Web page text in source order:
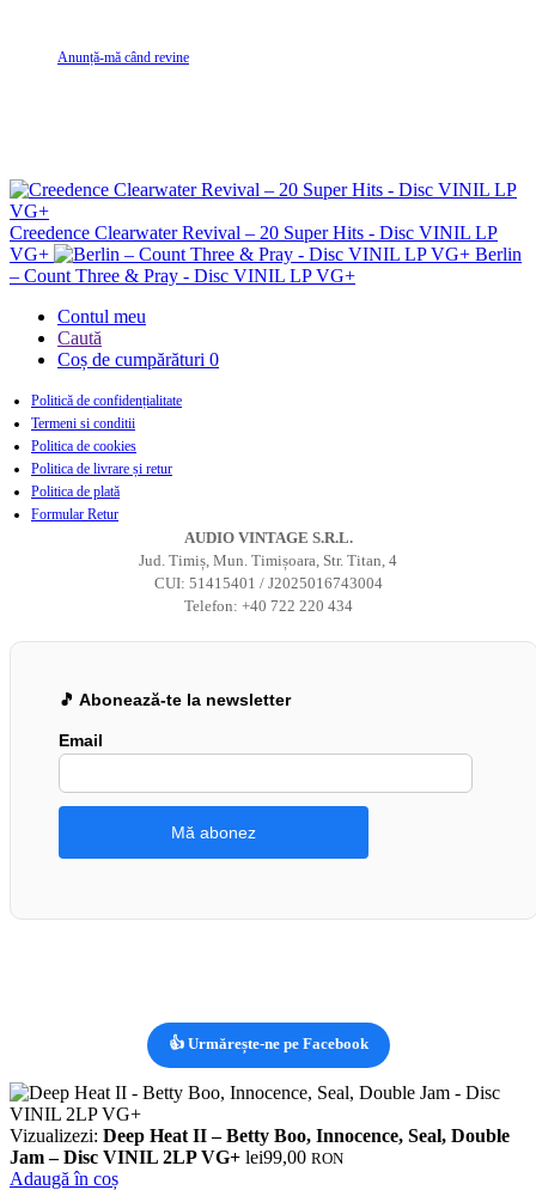
Anunță-mă când revine
Creedence Clearwater Revival – 20 Super Hits - Disc VINIL LP
VG+
Berlin
– Count Three & Pray - Disc VINIL LP VG+
Contul meu
Caută
Coș de cumpărături 0
Politică de confidențialitate
Termeni si conditii
Politica de cookies
Politica de livrare și retur
Politica de plată
Formular Retur
AUDIO VINTAGE S.R.L.
Jud. Timiș, Mun. Timișoara, Str. Titan, 4
CUI: 51415401 / J2025016743004
Telefon: +40 722 220 434
🎵 Abonează-te la newsletter
Email
👍 Urmărește-ne pe Facebook
Vizualizezi: Deep Heat II – Betty Boo, Innocence, Seal, Double
Jam – Disc VINIL 2LP VG+ lei99,00 RON
Adaugă în coș